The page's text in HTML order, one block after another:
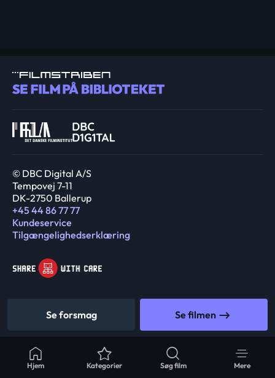
Hjem Kategorier Søg film Mere
Se forsmag Se filmen
© DBC Digital A/S
Tempovej 7-11
DK-2750 Ballerup
+45 44 86 77 77
Kundeservice
Tilgængelighedserklæring